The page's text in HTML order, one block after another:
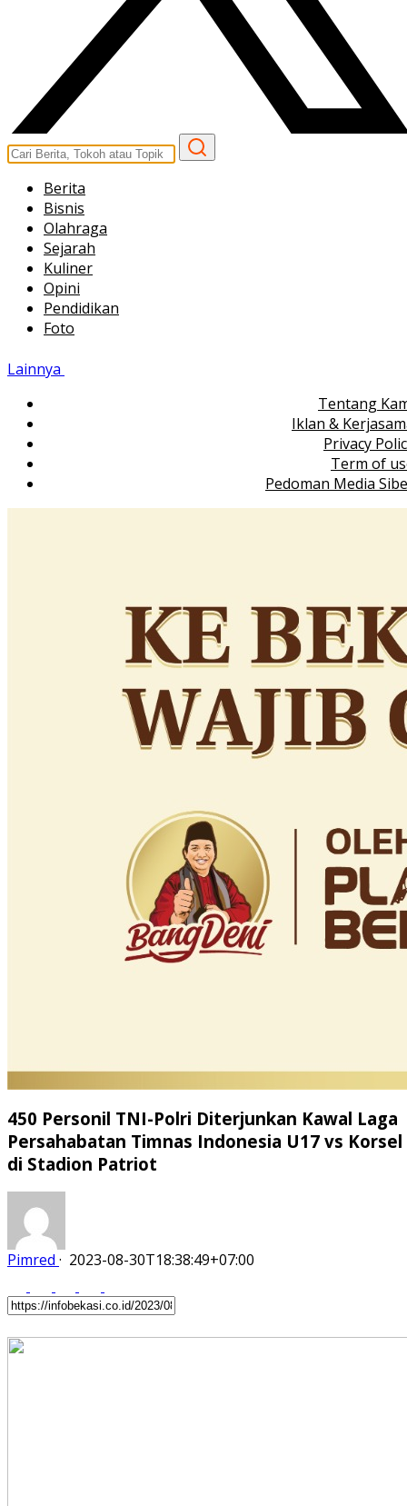
Berita
Bisnis
Olahraga
Sejarah
Kuliner
Opini
Pendidikan
Foto
Lainnya
Tentang
Iklan &
Privacy
Term of
Pedoman Media
450 Personil TNI-Polri Diterjunkan Kawal Laga
Persahabatan Timnas Indonesia U17 vs Korsel
di Stadion Patriot
Pimred · 2023-08-30T18:38:49+07:00